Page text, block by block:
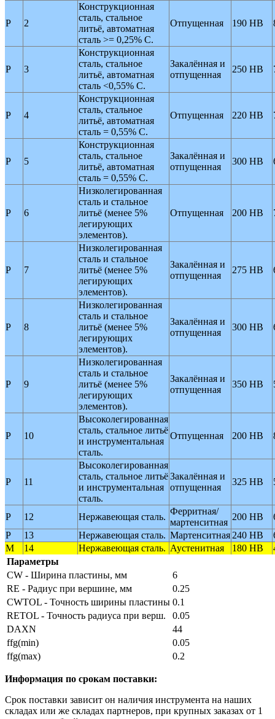
P 2
Конструкционная
сталь, стальное
литьё, автоматная
сталь >= 0,25% C.
Отпущенная 190 HB
P 3
Конструкционная
сталь, стальное
литьё, автоматная
сталь <0,55% C.
Закалённая и
отпущенная
250 HB
P 4
Конструкционная
сталь, стальное
литьё, автоматная
сталь = 0,55% C.
Отпущенная 220 HB
P 5
Конструкционная
сталь, стальное
литьё, автоматная
сталь = 0,55% C.
Закалённая и
отпущенная
300 HB
P 6
Низколегированная
сталь и стальное
литьё (менее 5%
легирующих
элементов).
Отпущенная 200 HB
P 7
Низколегированная
сталь и стальное
литьё (менее 5%
легирующих
элементов).
Закалённая и
отпущенная
275 HB
P 8
Низколегированная
сталь и стальное
литьё (менее 5%
легирующих
элементов).
Закалённая и
отпущенная
300 HB
P 9
Низколегированная
сталь и стальное
литьё (менее 5%
легирующих
элементов).
Закалённая и
отпущенная
350 HB
P 10
Высоколегированная
сталь, стальное литьё
и инструментальная
сталь.
Отпущенная 200 HB
P 11
Высоколегированная
сталь, стальное литьё
и инструментальная
сталь.
Закалённая и
отпущенная
325 HB
P 12 Нержавеющая сталь.
Ферритная/
мартенситная
200 HB
P
13 Нержавеющая сталь. Мартенситная 240 HB
M
14 Нержавеющая сталь. Аустенитная 180 HB
Параметры
CW - Ширина пластины, мм
6
RE - Радиус при вершине, мм
0.25
CWTOL - Точность ширины пластины 0.1
RETOL - Точность радиуса при верш.
0.05
DAXN
44
ffg(min)
0.05
ffg(max)
0.2
Информация по срокам поставки:
Срок поставки зависит он наличия инструмента на наших
складах или же складах партнеров, при крупных заказах от 1